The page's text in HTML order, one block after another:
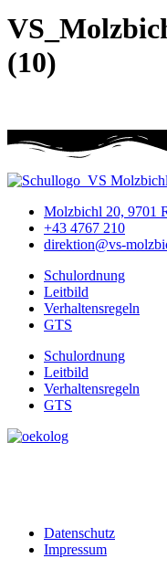
(10)
Molzbichl 20, 9701
+43 4767 210
direktion@vs-
Schulordnung
Leitbild
Verhaltensregeln
GTS
Schulordnung
Leitbild
Verhaltensregeln
GTS
Datenschutz
Impressum